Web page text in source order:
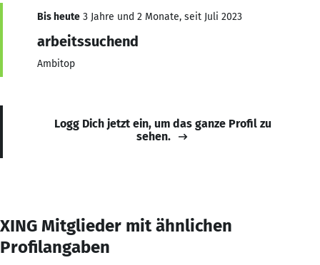
Bis heute 3 Jahre und 2 Monate, seit Juli 2023
arbeitssuchend
Ambitop
Logg Dich jetzt ein, um das ganze Profil zu
sehen.
XING Mitglieder mit ähnlichen
Profilangaben